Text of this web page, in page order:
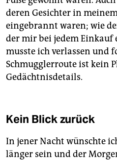
deren Gesichter in
eingebrannt waren; wie
der mir bei jedem Einkauf
musste ich verlassen und
Schmugglerroute ist kein
Gedächtnisdetails.
Kein Blick zurück
In jener Nacht wünschte
länger sein und der